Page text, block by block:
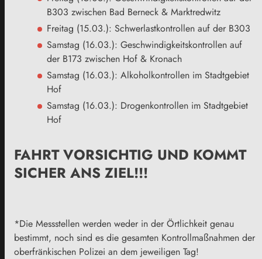
B303 zwischen Bad Berneck & Marktredwitz
Freitag (15.03.): Schwerlastkontrollen auf der B303
Samstag (16.03.): Geschwindigkeitskontrollen auf
der B173 zwischen Hof & Kronach
Samstag (16.03.): Alkoholkontrollen im Stadtgebiet
Hof
Samstag (16.03.): Drogenkontrollen im Stadtgebiet
Hof
FAHRT VORSICHTIG UND KOMMT
SICHER ANS ZIEL!!!
*Die Messstellen werden weder in der Örtlichkeit genau
bestimmt, noch sind es die gesamten Kontrollmaßnahmen der
oberfränkischen Polizei an dem jeweiligen Tag!